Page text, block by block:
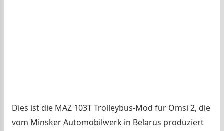
Dies ist die MAZ 103T Trolleybus-Mod für Omsi 2, die
vom Minsker Automobilwerk in Belarus produziert